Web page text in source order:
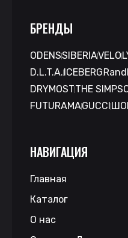
БРЕНДЫ
ODENSSIBERIAVELO
D.L.T.A. ICEBERG
DRYMOSTTHE
FUTURAMAGUCCI
НАВИГАЦИЯ
Главная
Каталог
О нас